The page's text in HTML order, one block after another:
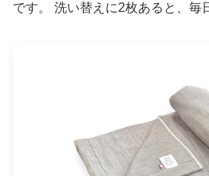
です。 洗い替えに2枚あると、毎